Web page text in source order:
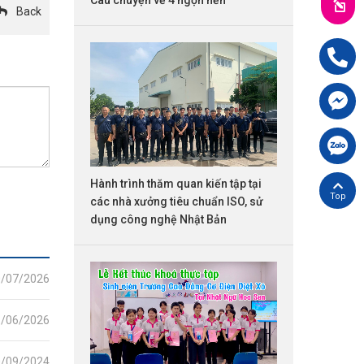
Back
07/2026
06/2026
Hành trình thăm quan kiến tập tại
các nhà xưởng tiêu chuẩn ISO, sử
dụng công nghệ Nhật Bản
Hotline:
Chát FB
Chát Zalo
Back top